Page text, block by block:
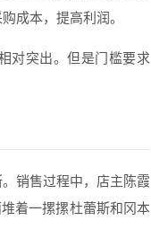
成本，提高利润。
对突出。但是门槛要求
销售过程中，店主陈霞
着一摞摞杜蕾斯和冈本